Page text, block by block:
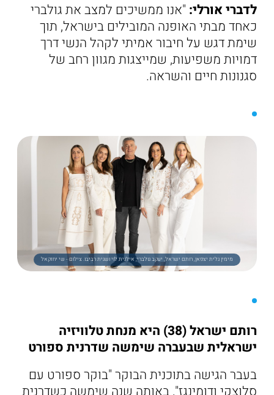
לדברי אורלי: "אנו ממשיכים למצב את גולברי
כאחד מבתי האופנה המובילים בישראל, תוך
שימת דגש על חיבור אמיתי לקהל הנשי דרך
דמויות משפיעות, שמייצגות מגוון רחב של
סגנונות חיים והשראה.
מימין גלית יצפאן, רותם ישראל, יעקב גולברי, אילנית לוי ושגית רביבו. צילום - שי יחזקאל
רותם ישראל (38) היא מנחת טלוויזיה
ישראלית שבעברה שימשה שדרנית ספורט
בעבר הגישה בתוכנית הבוקר "בוקר ספורט עם